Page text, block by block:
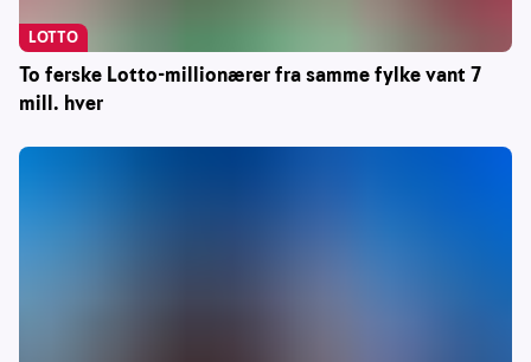
To ferske Lotto-millionærer fra samme fylke vant 7
mill. hver
LOTTO